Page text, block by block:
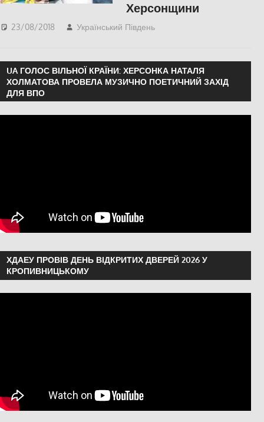
Херсонщини
23/08/2018 Український Південь
UA ГОЛОС ВІЛЬНОЇ КРАЇНИ: ХЕРСОНКА НАТАЛЯ
ХОЛМАТОВА ПРОВЕЛА МУЗИЧНО ПОЕТИЧНИЙ ЗАХІД
ДЛЯ ВПО
ХДАЕУ ПРОВІВ ДЕНЬ ВІДКРИТИХ ДВЕРЕЙ 2026 У
КРОПИВНИЦЬКОМУ